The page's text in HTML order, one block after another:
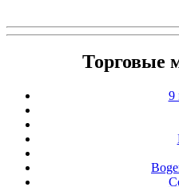
Торговые
9